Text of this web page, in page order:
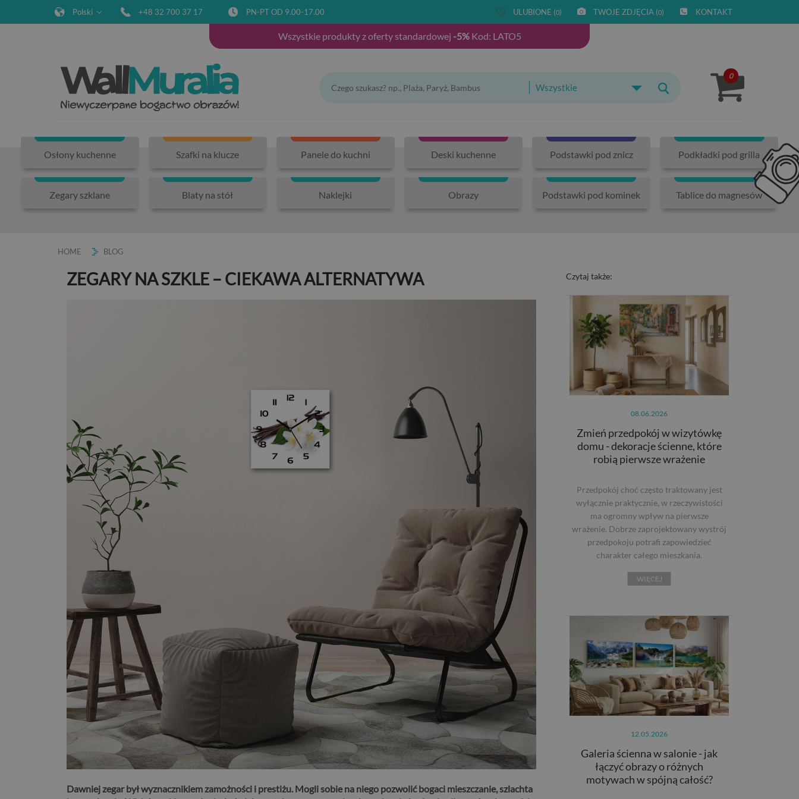
Polski +48 32 700 37 17 PN-PT OD 9.00-17.00 ULUBIONE (0) TWOJE ZDJĘCIA (0) KONTAKT
Wszystkie produkty z oferty standardowej -5%Kod: LATO5
Wszystkie
0
Osłony kuchenne Szafki na klucze Panele do kuchni Deski kuchenne Podstawki pod znicz Podkładki pod grilla
Zegary szklane Blaty na stół Naklejki Obrazy Podstawki pod kominek Tablice do magnesów
HOME BLOG
ZEGARY NA SZKLE – CIEKAWA ALTERNATYWA
Dawniej zegar był wyznacznikiem zamożności i prestiżu. Mogli sobie na niego pozwolić bogaci mieszczanie, szlachta
Czytaj także:
08.06.2026
Zmień przedpokój w wizytówkę
domu - dekoracje ścienne, które
robią pierwsze wrażenie
Przedpokój choć często traktowany jest
wyłącznie praktycznie, w rzeczywistości
ma ogromny wpływ na pierwsze
wrażenie. Dobrze zaprojektowany wystrój
przedpokoju potrafi zapowiedzieć
charakter całego mieszkania.
WIĘCEJ
12.05.2026
Galeria ścienna w salonie - jak
łączyć obrazy o różnych
motywach w spójną całość?